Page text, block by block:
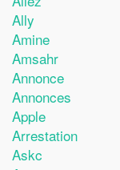
Ally
Amine
Amsahr
Annonce
Annonces
Apple
Arrestation
Askc